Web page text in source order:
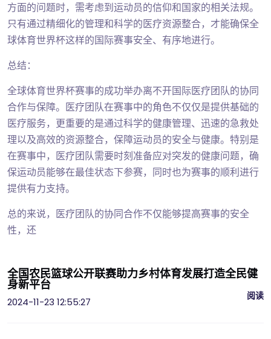
方面的问题时，需考虑到运动员的信仰和国家的相关法规。
只有通过精细化的管理和科学的医疗资源整合，才能确保全
球体育世界杯这样的国际赛事安全、有序地进行。
总结：
全球体育世界杯赛事的成功举办离不开国际医疗团队的协同
合作与保障。医疗团队在赛事中的角色不仅仅是提供基础的
医疗服务，更重要的是通过科学的健康管理、迅速的急救处
理以及高效的资源整合，保障运动员的安全与健康。特别是
在赛事中，医疗团队需要时刻准备应对突发的健康问题，确
保运动员能够在最佳状态下参赛，同时也为赛事的顺利进行
提供有力支持。
总的来说，医疗团队的协同合作不仅能够提高赛事的安全
性，还
全国农民篮球公开联赛助力乡村体育发展打造全民健
身新平台
2024-11-23 12:55:27
阅读